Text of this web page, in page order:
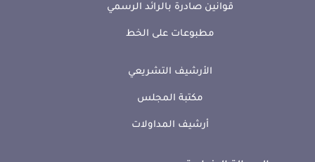
قوانين صادرة بالرائد الرسمي
مطبوعات على الخط
الأرشيف التشريعي
مكتبة المجلس
أرشيف المداولات